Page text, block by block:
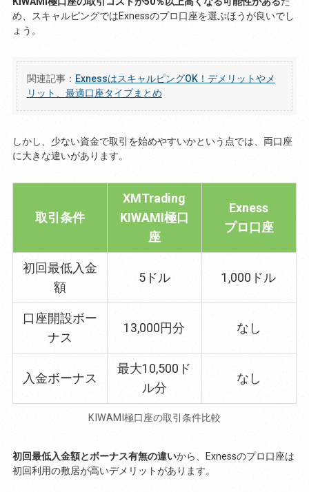
め、スキャルピングではExnessのプロ口座を選ぶほうが良いでし
ょう。
関連記事： ExnessはスキャルピングOK！デメリットやメ
リット、最適口座タイプまとめ
しかし、少ない資金で取引を始めやすいかという点では、両口座
に大きな違いがあります。
取引条件
XMTrading
KIWAMI極口
座
Exness
プロ口座
初回最低入金
額
5ドル 1,000ドル
口座開設ボー
ナス
13,000円分 なし
入金ボーナス
最大10,500ド
ル分
なし
KIWAMI極口座の取引条件比較
初回最低入金額とボーナス有無の違いから、Exnessのプロ口座は
初回利用の敷居が高いデメリットがあります。